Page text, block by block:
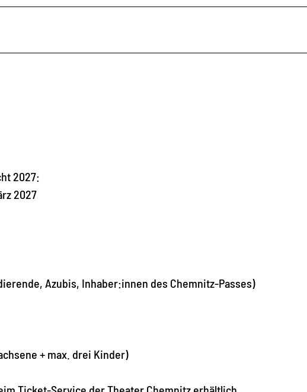
2027:
2027
Azubis, Inhaber:innen des Chemnitz-Passes)
+ max. drei Kinder)